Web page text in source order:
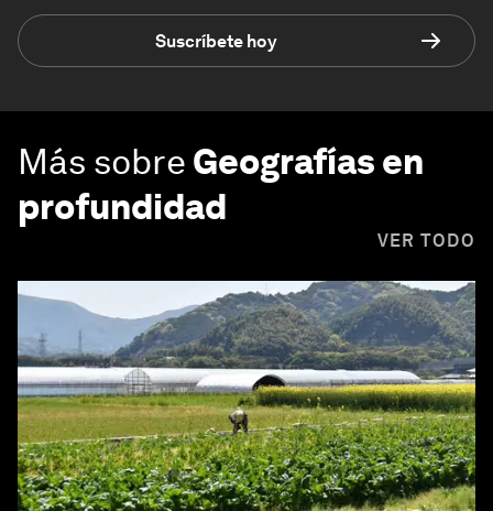
Suscríbete hoy
Más sobre Geografías en
profundidad
VER TODO